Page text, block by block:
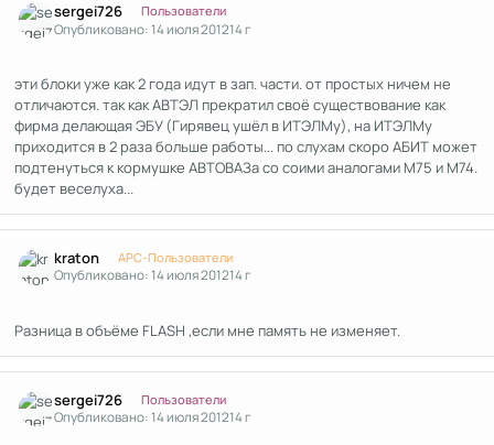
sergei726 Пользователи
Опубликовано:14 июля 201214 г
эти блоки уже как 2 года идут в зап. части. от простых ничем не
отличаются. так как АВТЭЛ прекратил своё существование как
фирма делающая ЭБУ (Гирявец ушёл в ИТЭЛМу), на ИТЭЛМу
приходится в 2 раза больше работы... по слухам скоро АБИТ может
подтенуться к кормушке АВТОВАЗа со соими аналогами М75 и М74.
будет веселуха...
kraton APC-Пользователи
Опубликовано:14 июля 201214 г
Разница в объёме FLASH ,если мне память не изменяет.
sergei726 Пользователи
Опубликовано:14 июля 201214 г